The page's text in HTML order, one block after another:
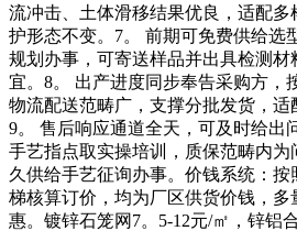
流冲击、土体滑移结果优良，适配
护形态不变。7。 前期可免费供给选
规划办事，可寄送样品并出具检测
宜。8。 出产进度同步奉告采购方，
物流配送范畴广，支撑分批发货，适
9。 售后响应通道全天，可及时给出
手艺指点取实操培训，质保范畴内
久供给手艺征询办事。价钱系统：
梯核算订价，均为厂区供货价钱，
惠。镀锌石笼网7。5-12元/㎡，锌铝